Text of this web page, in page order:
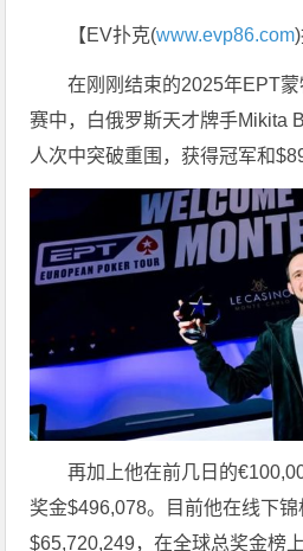
【EV扑克(www.evp86.com
在刚刚结束的2025年EPT
赛中，白俄罗斯天才牌手Mikita
人次中突破重围，获得冠军和
再加上他在前几日的
奖金$496,078。目前他在线下锦
$65,720,249，在全球总奖金榜